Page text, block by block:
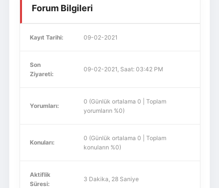
Forum Bilgileri
Kayıt Tarihi: 09-02-2021
Son
Ziyareti:
09-02-2021, Saat: 03:42 PM
Yorumları:
0 (Günlük ortalama 0 | Toplam
yorumların %0)
Konuları:
0 (Günlük ortalama 0 | Toplam
konuların %0)
Aktiflik
Süresi:
3 Dakika, 28 Saniye